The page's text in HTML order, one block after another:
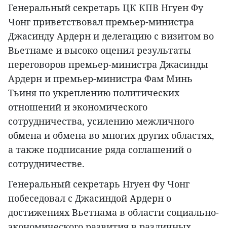
Генеральный секретарь ЦК КПВ Нгуен Фу
Чонг приветствовал премьер-министра
Джасинду Ардерн и делегацию с визитом во
Вьетнаме и высоко оценил результаты
переговоров премьер-министра Джасинды
Ардерн и премьер-министра Фам Минь
Тьиня по укреплению политических
отношений и экономического
сотрудничества, усилению межличного
обмена и обмена во многих других областях,
а также подписание ряда соглашений о
сотрудничестве.
Генеральный секретарь Нгуен Фу Чонг
побеседовал с Джасиндой Ардерн о
достижениях Вьетнама в области социально-